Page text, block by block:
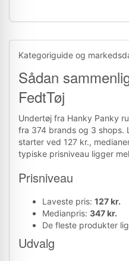
Kategoriguide og
Sådan
FedtTøj
Undertøj fra Hanky Panky
fra 374 brands og 3 shops.
starter ved 127 kr.,
typiske prisniveau ligger
Prisniveau
Laveste pris: 127 kr.
Medianpris: 347 kr.
De fleste produkter
Udvalg